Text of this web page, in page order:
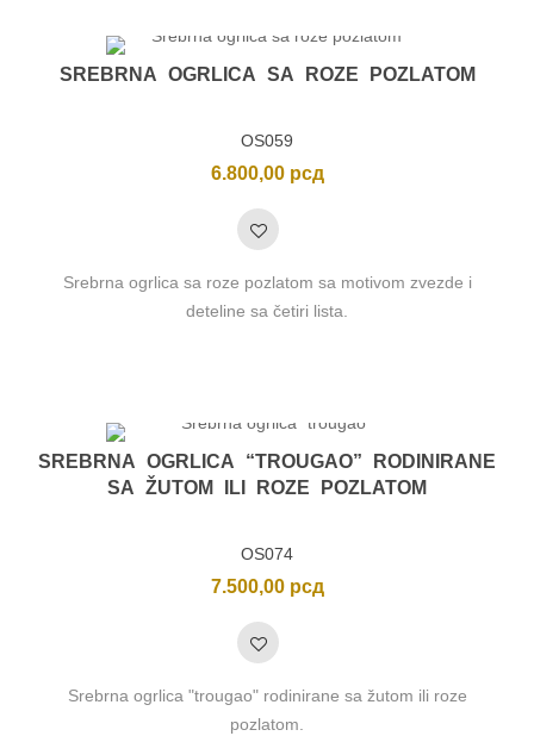
SREBRNA OGRLICA SA ROZE POZLATOM
OS059
6.800,00 рсд
Srebrna ogrlica sa roze pozlatom sa motivom zvezde i
deteline sa četiri lista.
SREBRNA OGRLICA “TROUGAO” RODINIRANE
SA ŽUTOM ILI ROZE POZLATOM
OS074
7.500,00 рсд
Srebrna ogrlica "trougao" rodinirane sa žutom ili roze
pozlatom.